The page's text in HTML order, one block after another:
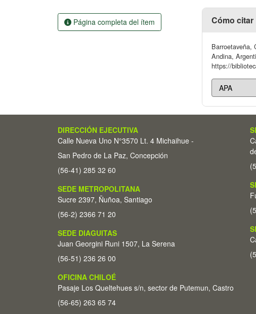
Página completa del ítem Cómo citar
Barroetaveña,
Andina,
https://
DIRECCIÓN EJECUTIVA
Calle Nueva Uno N°3570 Lt. 4 Michaihue -
San Pedro de La Paz, Concepción
(56-41) 285 32 60
SEDE METROPOLITANA
Sucre 2397, Ñuñoa, Santiago
(56-2) 2366 71 20
SEDE DIAGUITAS
Juan Georgini Runi 1507, La Serena
(56-51) 236 26 00
OFICINA CHILOÉ
Pasaje Los Queltehues s/n, sector de Putemun, Castro
(56-65) 263 65 74